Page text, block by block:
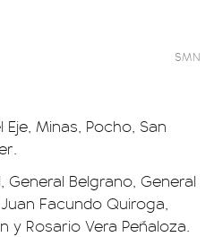
SMN
Eje, Minas, Pocho, San
General Belgrano, General
Facundo Quiroga,
y Rosario Vera Peñaloza.